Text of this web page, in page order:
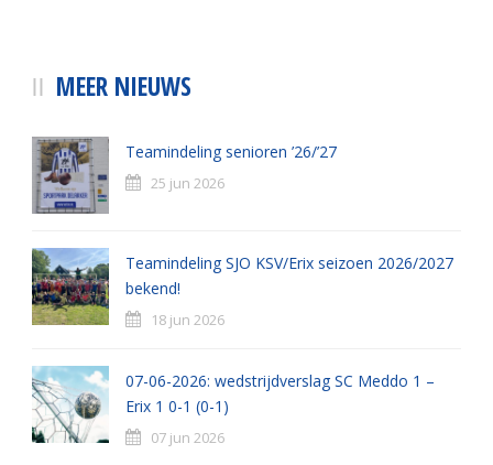
MEER NIEUWS
Teamindeling senioren ’26/’27
25 jun 2026
Teamindeling SJO KSV/Erix seizoen 2026/2027
bekend!
18 jun 2026
07-06-2026: wedstrijdverslag SC Meddo 1 –
Erix 1 0-1 (0-1)
07 jun 2026